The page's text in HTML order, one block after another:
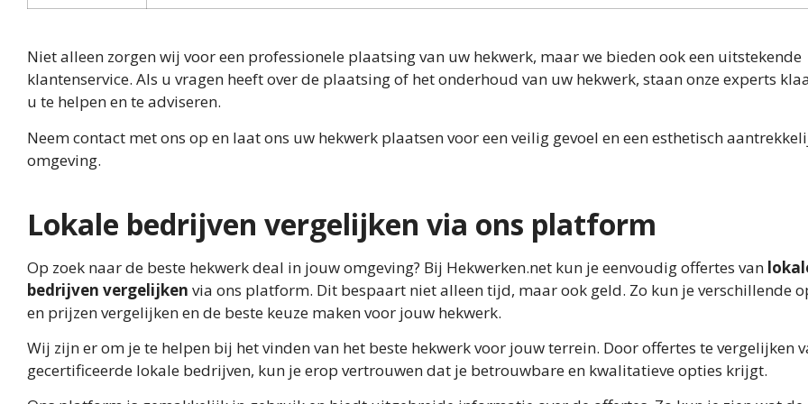
Niet alleen zorgen wij voor een professionele plaatsing van uw hekwerk, maar we bieden ook een uitstekende
klantenservice. Als u vragen heeft over de plaatsing of het onderhoud van uw hekwerk, staan onze experts
u te helpen en te adviseren.
Neem contact met ons op en laat ons uw hekwerk plaatsen voor een veilig gevoel en een esthetisch
omgeving.
Lokale bedrijven vergelijken via ons platform
Op zoek naar de beste hekwerk deal in jouw omgeving? Bij Hekwerken.net kun je eenvoudig offertes van
bedrijven vergelijken via ons platform. Dit bespaart niet alleen tijd, maar ook geld. Zo kun je verschillende
en prijzen vergelijken en de beste keuze maken voor jouw hekwerk.
Wij zijn er om je te helpen bij het vinden van het beste hekwerk voor jouw terrein. Door offertes te vergelijken
gecertificeerde lokale bedrijven, kun je erop vertrouwen dat je betrouwbare en kwalitatieve opties krijgt.